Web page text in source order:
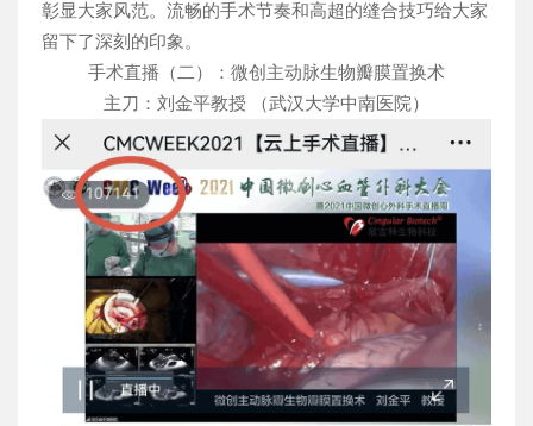
彰显大家风范。流畅的手术节奏和高超的缝合技巧给大家
留下了深刻的印象。
手术直播（二）：微创主动脉生物瓣膜置换术
主刀：刘金平教授 （武汉大学中南医院）